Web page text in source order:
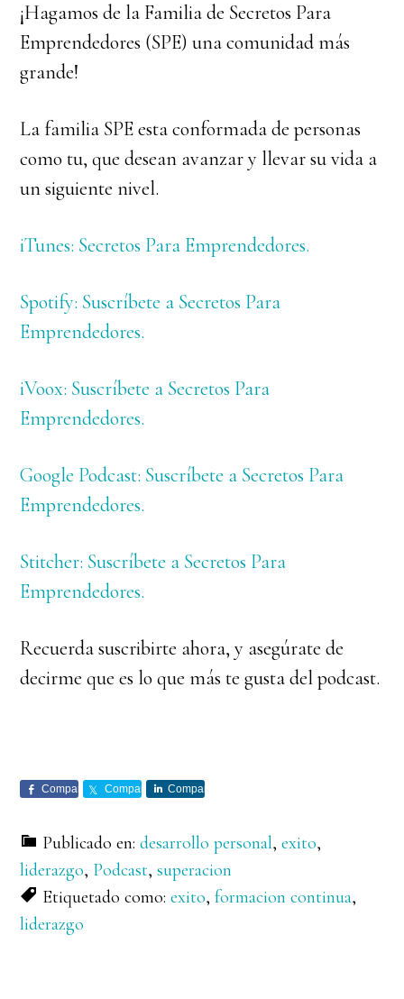
¡Hagamos de la Familia de Secretos Para
Emprendedores (SPE) una comunidad más
grande!
La familia SPE esta conformada de personas
como tu, que desean avanzar y llevar su vida a
un siguiente nivel.
iTunes: Secretos Para Emprendedores.
Spotify: Suscríbete a Secretos Para
Emprendedores.
iVoox: Suscríbete a Secretos Para
Emprendedores.
Google Podcast: Suscríbete a Secretos Para
Emprendedores.
Stitcher: Suscríbete a Secretos Para
Emprendedores.
Recuerda suscribirte ahora, y asegúrate de
decirme que es lo que más te gusta del podcast.
Comparte Comparte Comparte
Publicado en:desarrollo personal,exito,
liderazgo, Podcast,superacion
Etiquetado como:exito,formacion continua,
liderazgo